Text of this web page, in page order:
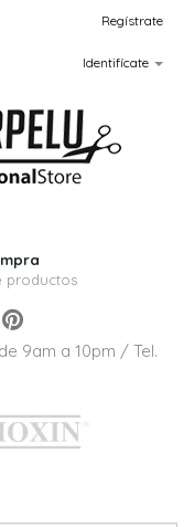
Regístrate
Identifícate
productos
9am a 10pm / Tel.